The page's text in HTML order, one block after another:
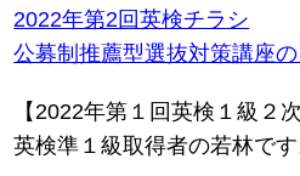
2022年第2回英検チラシ
公募制推薦型選抜対策講座
【2022年第１回英検１級２
英検準１級取得者の若林です